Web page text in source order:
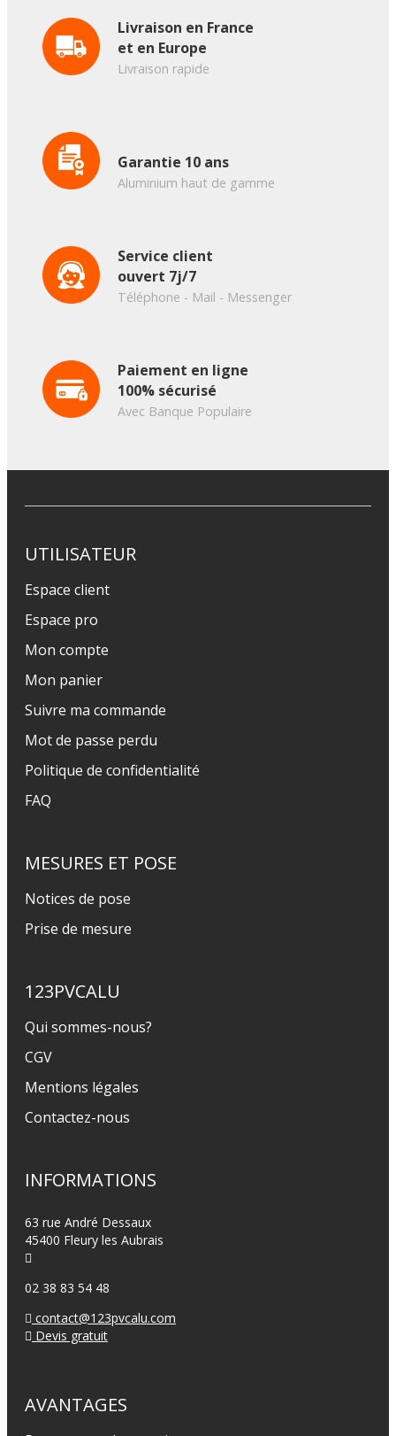
Livraison en France
et en Europe
Livraison rapide
Garantie 10 ans
Aluminium haut de gamme
Service client
ouvert 7j/7
Téléphone - Mail - Messenger
Paiement en ligne
100% sécurisé
Avec Banque Populaire
UTILISATEUR
Espace client
Espace pro
Mon compte
Mon panier
Suivre ma commande
Mot de passe perdu
Politique de confidentialité
FAQ
MESURES ET POSE
Notices de pose
Prise de mesure
123PVCALU
Qui sommes-nous?
CGV
Mentions légales
Contactez-nous
INFORMATIONS
63 rue André Dessaux
45400 Fleury les Aubrais
02 38 83 54 48
contact@123pvcalu.com
Devis gratuit
AVANTAGES